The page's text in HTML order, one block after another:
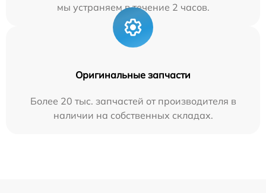
мы устраняем в течение 2 часов.
Оригинальные запчасти
Более 20 тыс. запчастей от производителя в
наличии на собственных складах.